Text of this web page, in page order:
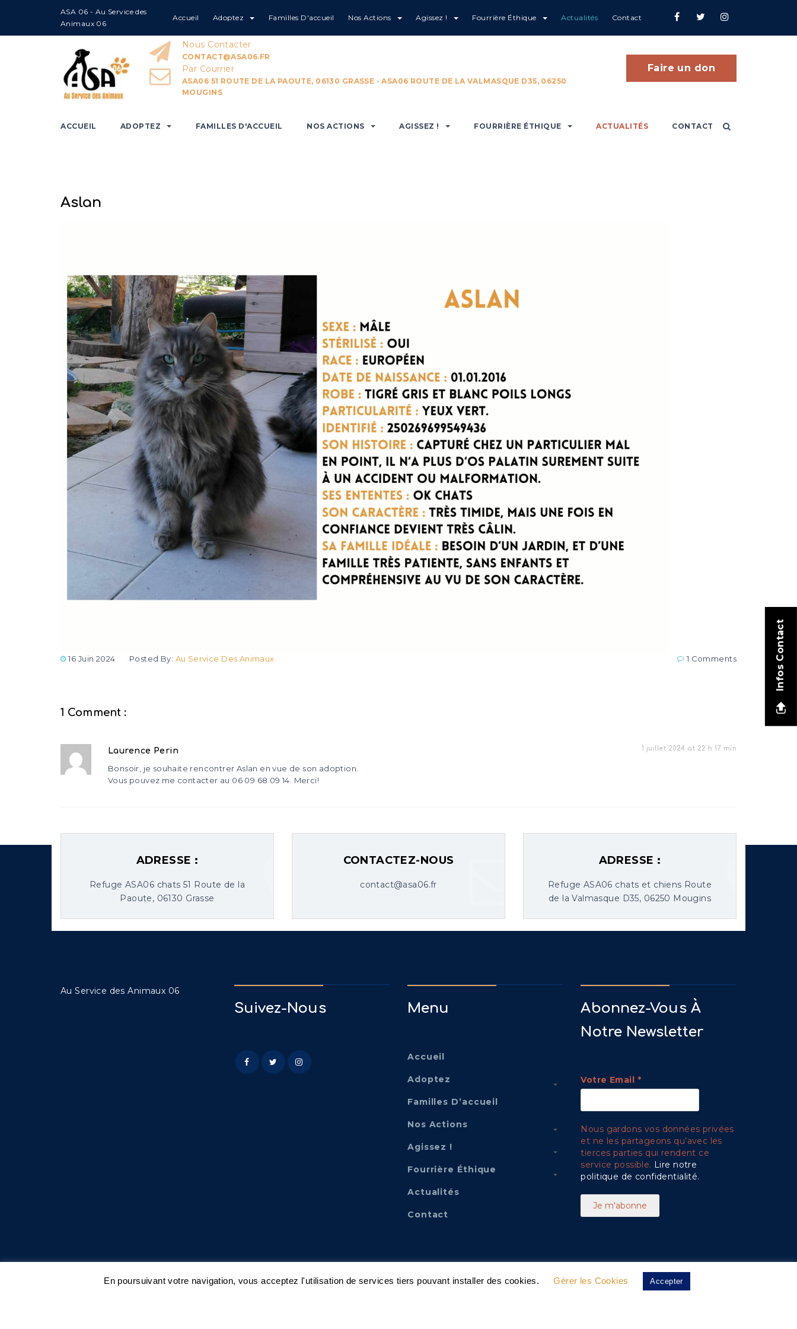
ASA 06 - Au Service des
Animaux 06
Accueil Adoptez Familles D'accueil Nos Actions Agissez ! Fourrière Éthique Actualités Contact
Nous Contacter
CONTACT@ASA06.FR
Par Courrier
ASA06 51 ROUTE DE LA PAOUTE, 06130 GRASSE - ASA06 ROUTE DE LA VALMASQUE D35, 06250
MOUGINS
Faire un don
ACCUEIL ADOPTEZ FAMILLES D'ACCUEIL NOS ACTIONS AGISSEZ ! FOURRIÈRE ÉTHIQUE ACTUALITÉS CONTACT
Home
Aslan
16 Juin 2024 Posted By: Au Service Des Animaux 1 Comments
1 Comment :
Laurence Perin 1 juillet 2024 at 22 h 17 min
Bonsoir, je souhaite rencontrer Aslan en vue de son adoption.
Vous pouvez me contacter au 06 09 68 09 14. Merci!
ADRESSE :
Refuge ASA06 chats 51 Route de la
Paoute, 06130 Grasse
CONTACTEZ-NOUS
contact@asa06.fr
ADRESSE :
Refuge ASA06 chats et chiens Route
de la Valmasque D35, 06250 Mougins
Suivez-Nous Menu
Accueil
Adoptez
Familles D’accueil
Nos Actions
Agissez !
Fourrière Éthique
Actualités
Contact
Abonnez-Vous À
Notre Newsletter
Votre Email *
Nous gardons vos données privées
et ne les partageons qu’avec les
tierces parties qui rendent ce
service possible. Lire notre
politique de confidentialité.
Au Service des Animaux 06
Infos Contact
En poursuivant votre navigation, vous acceptez l'utilisation de services tiers pouvant installer des cookies. Gérer les Cookies Accepter